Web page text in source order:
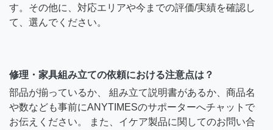
す。その他に、対応エリアや今までの評価/実績を確認し
て、選んでください。
修理・家具組み立ての依頼における注意点は？
部品が揃っているか、 組み立て説明書があるか、商品名
や数なども事前にANYTIMESのサポーターへチャットで
お伝えください。 また、イケア製品に関してのお問い合